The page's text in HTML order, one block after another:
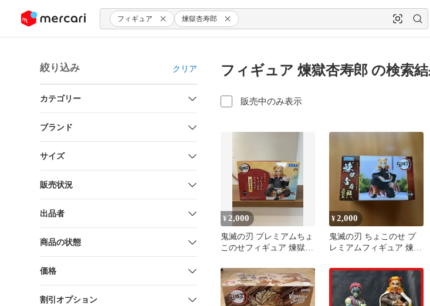
ツにスキップ フィギュア 煉󠄁獄杏寿郎
絞り込み クリア
カテゴリー
ブランド
サイズ
販売状況
出品者
商品の状態
価格
割引オプション
フィギュア 煉󠄁獄杏寿郎 の検索
販売中のみ表示
¥ 2,000
鬼滅の刃 プレミアムちょ
このせフィギュア 煉獄杏
¥2,000
鬼滅の刃 ちょこのせ プ
レミアムフィギュア 煉獄